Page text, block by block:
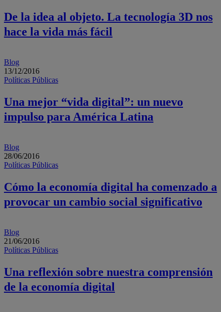
De la idea al objeto. La tecnología 3D nos
hace la vida más fácil
Blog
13/12/2016
Políticas Públicas
Una mejor “vida digital”: un nuevo
impulso para América Latina
Blog
28/06/2016
Políticas Públicas
Cómo la economía digital ha comenzado a
provocar un cambio social significativo
Blog
21/06/2016
Políticas Públicas
Una reflexión sobre nuestra comprensión
de la economía digital